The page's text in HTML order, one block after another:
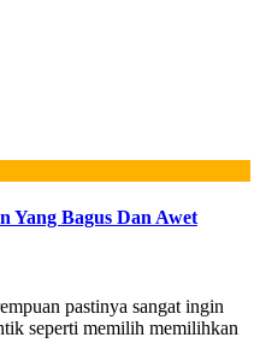
Yang Bagus Dan Awet
pastinya sangat ingin
seperti memilih memilihkan